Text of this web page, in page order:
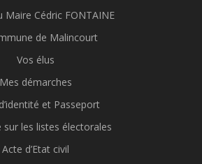
Maire Cédric FONTAINE
de Malincourt
Vos élus
Mes démarches
et Passeport
sur les listes électorales
Acte d’Etat civil